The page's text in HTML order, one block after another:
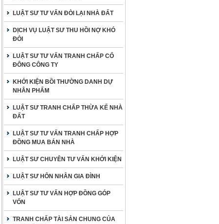
LUẬT SƯ TƯ VẤN ĐÒI LẠI NHÀ ĐẤT
DỊCH VỤ LUẬT SƯ THU HỒI NỢ KHÓ
ĐÒI
LUẬT SƯ TƯ VẤN TRANH CHẤP CỔ
ĐÔNG CÔNG TY
KHỞI KIỆN BỒI THƯỜNG DANH DỰ
NHÂN PHẨM
LUẬT SƯ TRANH CHẤP THỪA KẾ NHÀ
ĐẤT
LUẬT SƯ TƯ VẤN TRANH CHẤP HỢP
ĐỒNG MUA BÁN NHÀ
LUẬT SƯ CHUYÊN TƯ VẤN KHỞI KIỆN
LUẬT SƯ HÔN NHÂN GIA ĐÌNH
LUẬT SƯ TƯ VẤN HỢP ĐỒNG GÓP
VỐN
TRANH CHẤP TÀI SẢN CHUNG CỦA